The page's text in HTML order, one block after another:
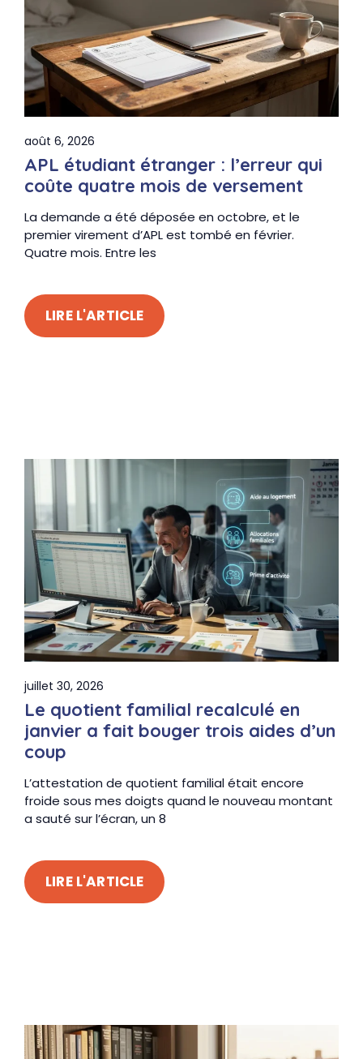
août 6, 2026
APL étudiant étranger : l’erreur qui
coûte quatre mois de versement
La demande a été déposée en octobre, et le
premier virement d’APL est tombé en février.
Quatre mois. Entre les
LIRE L'ARTICLE
juillet 30, 2026
Le quotient familial recalculé en
janvier a fait bouger trois aides d’un
coup
L’attestation de quotient familial était encore
froide sous mes doigts quand le nouveau montant
a sauté sur l’écran, un 8
LIRE L'ARTICLE